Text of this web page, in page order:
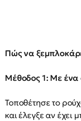
Πώς να
Μέθοδος 1: Με ένα
Τοποθέτησε το
και έλεγξε αν έχει